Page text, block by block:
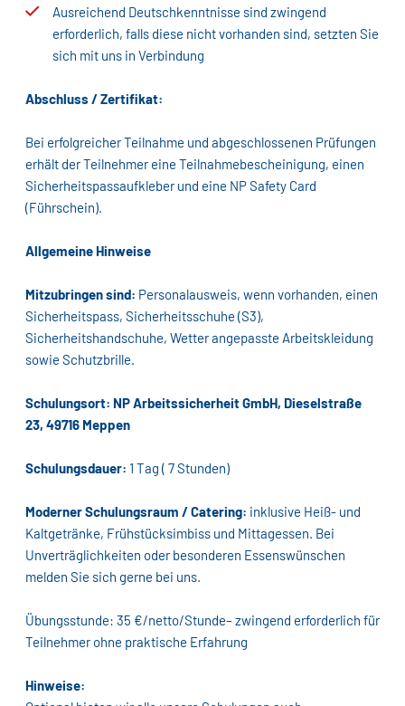
Ausreichend Deutschkenntnisse sind zwingend
erforderlich, falls diese nicht vorhanden sind, setzten Sie
sich mit uns in Verbindung
Abschluss / Zertifikat:
Bei erfolgreicher Teilnahme und abgeschlossenen Prüfungen
erhält der Teilnehmer eine Teilnahmebescheinigung, einen
Sicherheitspassaufkleber und eine NP Safety Card
(Führschein).
Allgemeine Hinweise
Mitzubringen sind: Personalausweis, wenn vorhanden, einen
Sicherheitspass, Sicherheitsschuhe (S3),
Sicherheitshandschuhe, Wetter angepasste Arbeitskleidung
sowie Schutzbrille.
Schulungsort: NP Arbeitssicherheit GmbH, Dieselstraße
23, 49716 Meppen
Schulungsdauer: 1 Tag ( 7 Stunden)
Moderner Schulungsraum / Catering: inklusive Heiß- und
Kaltgetränke, Frühstücksimbiss und Mittagessen. Bei
Unverträglichkeiten oder besonderen Essenswünschen
melden Sie sich gerne bei uns.
Übungsstunde: 35 €/netto/Stunde– zwingend erforderlich für
Teilnehmer ohne praktische Erfahrung
Hinweise: